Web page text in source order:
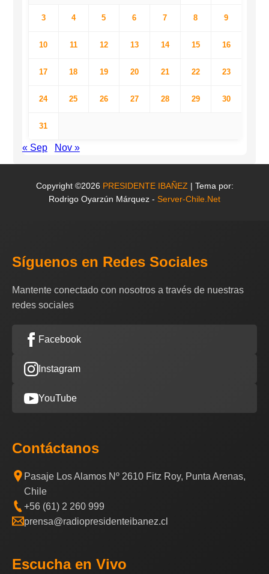
3 4 5 6 7 8 9
10 11 12 13 14 15 16
17 18 19 20 21 22 23
24 25 26 27 28 29 30
31
« Sep Nov »
Copyright ©2026 PRESIDENTE IBAÑEZ | Tema por:
Rodrigo Oyarzún Márquez - Server-Chile.Net
Síguenos en Redes Sociales
Mantente conectado con nosotros a través de nuestras
redes sociales
Facebook
Instagram
YouTube
Contáctanos
Pasaje Los Alamos Nº 2610 Fitz Roy, Punta Arenas,
Chile
+56 (61) 2 260 999
prensa@radiopresidenteibanez.cl
Escucha en Vivo